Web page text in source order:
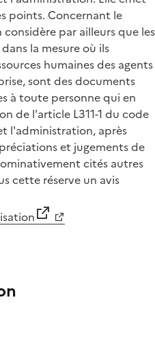
points. Concernant le
par ailleurs que les
la mesure où ils
humaines des agents
sont des documents
à toute personne qui en
de l'article L311-1 du code
l'administration, après
et jugements de
cités autres
cette réserve un avis